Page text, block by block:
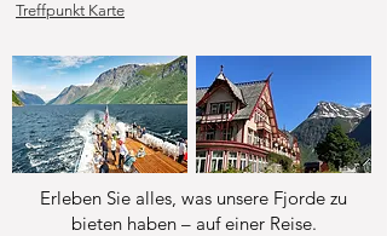
Treffpunkt Karte
Erleben Sie alles, was unsere Fjorde zu
bieten haben – auf einer Reise.